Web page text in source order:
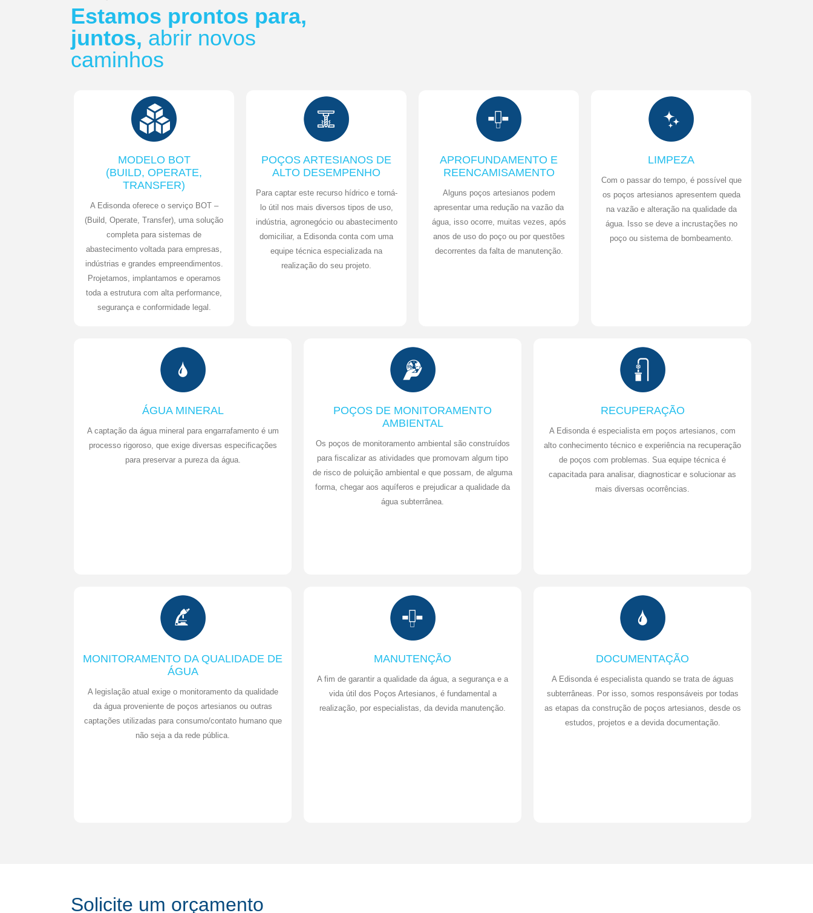
Estamos prontos para,
juntos, abrir novos
caminhos
MODELO BOT
(BUILD, OPERATE,
TRANSFER)
A Edisonda oferece o serviço BOT –
(Build, Operate, Transfer), uma solução
completa para sistemas de
abastecimento voltada para empresas,
indústrias e grandes empreendimentos.
Projetamos, implantamos e operamos
toda a estrutura com alta performance,
segurança e conformidade legal.
POÇOS ARTESIANOS DE
ALTO DESEMPENHO
Para captar este recurso hídrico e torná-
lo útil nos mais diversos tipos de uso,
indústria, agronegócio ou abastecimento
domiciliar, a Edisonda conta com uma
equipe técnica especializada na
realização do seu projeto.
APROFUNDAMENTO E
REENCAMISAMENTO
Alguns poços artesianos podem
apresentar uma redução na vazão da
água, isso ocorre, muitas vezes, após
anos de uso do poço ou por questões
decorrentes da falta de manutenção.
LIMPEZA
Com o passar do tempo, é possível que
os poços artesianos apresentem queda
na vazão e alteração na qualidade da
água. Isso se deve a incrustações no
poço ou sistema de bombeamento.
ÁGUA MINERAL
A captação da água mineral para engarrafamento é um
processo rigoroso, que exige diversas especificações
para preservar a pureza da água.
POÇOS DE MONITORAMENTO
AMBIENTAL
Os poços de monitoramento ambiental são construídos
para fiscalizar as atividades que promovam algum tipo
de risco de poluição ambiental e que possam, de alguma
forma, chegar aos aquíferos e prejudicar a qualidade da
água subterrânea.
RECUPERAÇÃO
A Edisonda é especialista em poços artesianos, com
alto conhecimento técnico e experiência na recuperação
de poços com problemas. Sua equipe técnica é
capacitada para analisar, diagnosticar e solucionar as
mais diversas ocorrências.
MONITORAMENTO DA QUALIDADE DE
ÁGUA
A legislação atual exige o monitoramento da qualidade
da água proveniente de poços artesianos ou outras
captações utilizadas para consumo/contato humano que
não seja a da rede pública.
MANUTENÇÃO
A fim de garantir a qualidade da água, a segurança e a
vida útil dos Poços Artesianos, é fundamental a
realização, por especialistas, da devida manutenção.
DOCUMENTAÇÃO
A Edisonda é especialista quando se trata de águas
subterrâneas. Por isso, somos responsáveis por todas
as etapas da construção de poços artesianos, desde os
estudos, projetos e a devida documentação.
Solicite um orçamento